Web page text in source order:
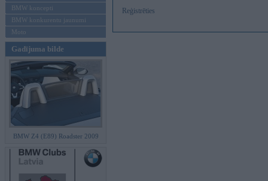
BMW koncepti
BMW konkurentu jaunumi
Moto
Gadījuma bilde
BMW Z4 (E89) Roadster 2009
Reģistrēties